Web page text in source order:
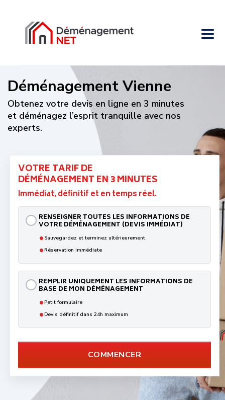
Déménagement Vienne
Obtenez votre devis en ligne en 3 minutes
et déménagez l’esprit tranquille avec nos
experts.
VOTRE TARIF DE
DÉMÉNAGEMENT EN 3 MINUTES
Immédiat, définitif et en temps réel.
RENSEIGNER TOUTES LES INFORMATIONS DE
VOTRE DÉMÉNAGEMENT (DEVIS IMMÉDIAT)
• Sauvegardez et terminez ultérieurement
•Réservation immédiate
REMPLIR UNIQUEMENT LES INFORMATIONS DE
BASE DE MON DÉMÉNAGEMENT
•Petit formulaire
•Devis définitif dans 24h maximum
COMMENCER